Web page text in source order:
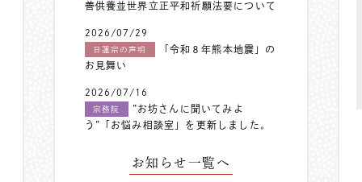
善供養並世界立正平和祈願法要について
2026/07/29
日蓮宗の声明
「令和８年熊本地震」の
お見舞い
2026/07/16
宗務院
”お坊さんに聞いてみよ
う”「お悩み相談室」を更新しました。
お知らせ一覧へ